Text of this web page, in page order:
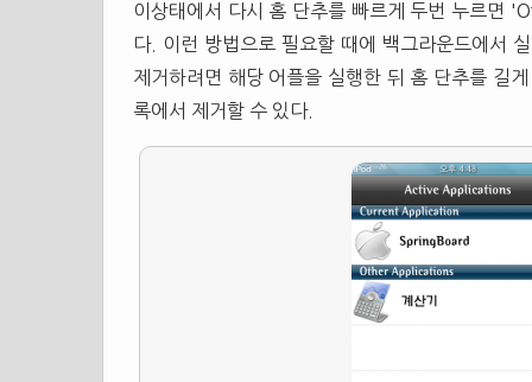
이상태에서 다시 홈 단추를 빠르게 두번 누르면
다. 이런 방법으로 필요할 때에 백그라운드에서
제거하려면 해당 어플을 실행한 뒤 홈 단추를
록에서 제거할 수 있다.